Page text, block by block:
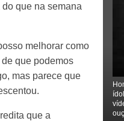
que na semana
melhorar como
que podemos
mas parece que
que a